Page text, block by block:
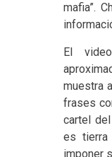
mafia”.
El
muestra
frases
cartel
es tierra
imponer